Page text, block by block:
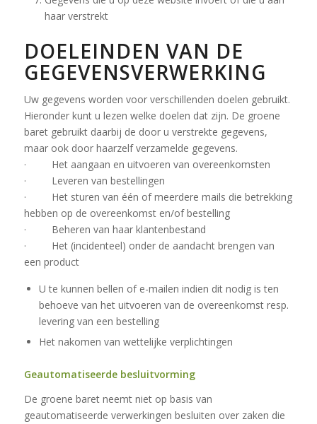
haar verstrekt
DOELEINDEN VAN DE
GEGEVENSVERWERKING
Uw gegevens worden voor verschillenden doelen gebruikt.
Hieronder kunt u lezen welke doelen dat zijn. De groene
baret gebruikt daarbij de door u verstrekte gegevens,
maar ook door haarzelf verzamelde gegevens.
· Het aangaan en uitvoeren van overeenkomsten
· Leveren van bestellingen
· Het sturen van één of meerdere mails die betrekking
hebben op de overeenkomst en/of bestelling
· Beheren van haar klantenbestand
· Het (incidenteel) onder de aandacht brengen van
een product
U te kunnen bellen of e-mailen indien dit nodig is ten
behoeve van het uitvoeren van de overeenkomst resp.
levering van een bestelling
Het nakomen van wettelijke verplichtingen
Geautomatiseerde besluitvorming
De groene baret neemt niet op basis van
geautomatiseerde verwerkingen besluiten over zaken die